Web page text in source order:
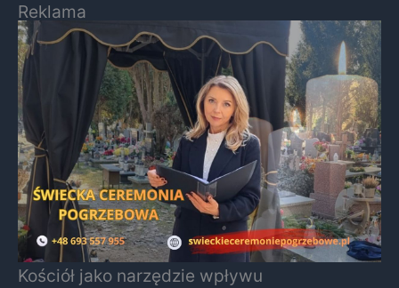
Reklama
Kościół jako narzędzie wpływu